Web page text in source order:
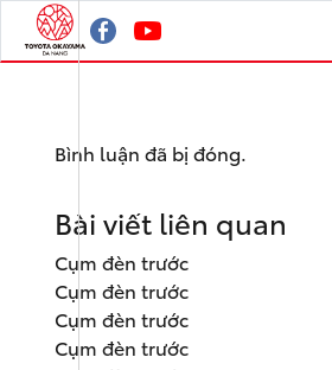
Bình luận đã bị đóng.
Bài viết liên quan
Cụm đèn trước
Cụm đèn trước
Cụm đèn trước
Cụm đèn trước